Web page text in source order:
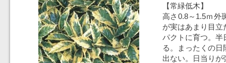
【常緑低木】
高さ0.8～1.5ｍ外
が実はあまり目立
パクトに育つ。半
る。まったくの
出ない。日当りが